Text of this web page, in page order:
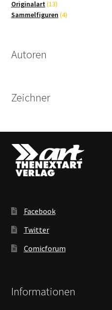
Originalart 1313
Produkte
Sammelfiguren 44
Autoren
Zeichner
Facebook
Twitter
Comicforum
Informationen